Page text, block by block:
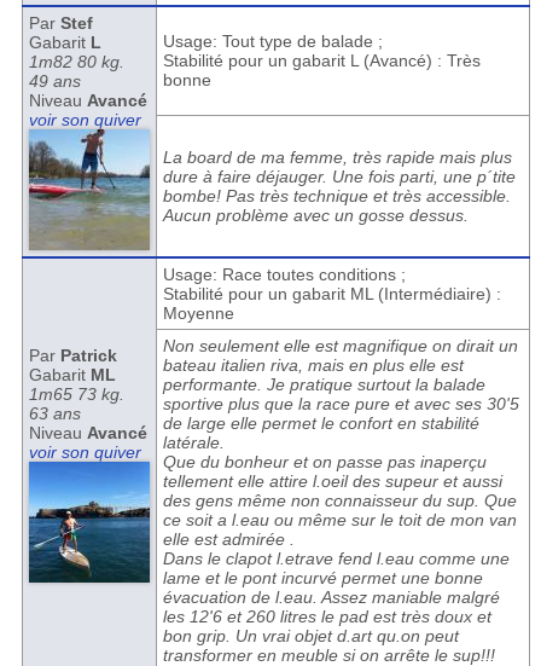
Par Stef
Gabarit L
1m82 80 kg.
49 ans
Niveau Avancé
voir son quiver
Usage: Tout type de balade ;
Stabilité pour un gabarit L (Avancé) : Très
bonne
La board de ma femme, très rapide mais plus
dure à faire déjauger. Une fois parti, une p´tite
bombe! Pas très technique et très accessible.
Aucun problème avec un gosse dessus.
Par Patrick
Gabarit ML
1m65 73 kg.
63 ans
Niveau Avancé
voir son quiver
Usage: Race toutes conditions ;
Stabilité pour un gabarit ML (Intermédiaire) :
Moyenne
Non seulement elle est magnifique on dirait un
bateau italien riva, mais en plus elle est
performante. Je pratique surtout la balade
sportive plus que la race pure et avec ses 30'5
de large elle permet le confort en stabilité
latérale.
Que du bonheur et on passe pas inaperçu
tellement elle attire l.oeil des supeur et aussi
des gens même non connaisseur du sup. Que
ce soit a l.eau ou même sur le toit de mon van
elle est admirée .
Dans le clapot l.etrave fend l.eau comme une
lame et le pont incurvé permet une bonne
évacuation de l.eau. Assez maniable malgré
les 12'6 et 260 litres le pad est très doux et
bon grip. Un vrai objet d.art qu.on peut
transformer en meuble si on arrête le sup!!!